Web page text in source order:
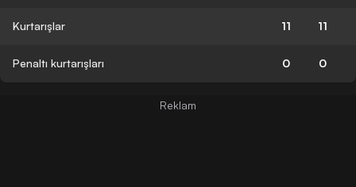
Kurtarışlar 11 11
Penaltı kurtarışları 0 0